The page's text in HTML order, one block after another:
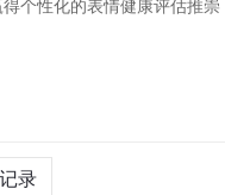
个性化的表情健康评估推
录